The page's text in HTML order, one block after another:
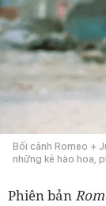
Bối cảnh Romeo +
những kẻ hào hoa,
Phiên bản